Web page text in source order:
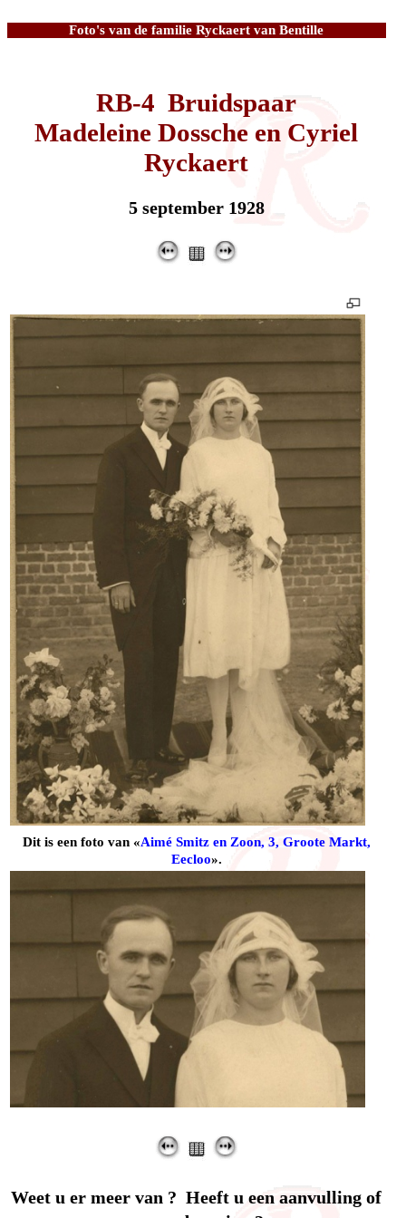
Foto's van de familie Ryckaert van Bentille
RB-4 Bruidspaar
Madeleine Dossche en Cyriel
Ryckaert
5 september 1928
Dit is een foto van «Aimé Smitz en Zoon, 3, Groote Markt,
Eecloo».
Weet u er meer van ? Heeft u een aanvulling of